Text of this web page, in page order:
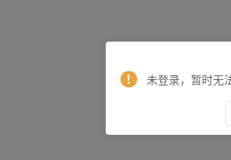
未登录，暂时无